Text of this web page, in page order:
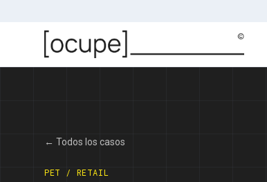
← Todos los casos
PET / RETAIL